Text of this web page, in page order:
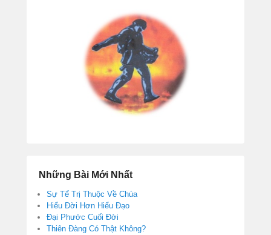
Những Bài Mới Nhất
Sự Tể Trị Thuộc Về Chúa
Hiểu Đời Hơn Hiểu Đạo
Đại Phước Cuối Đời
Thiên Đàng Có Thật Không?